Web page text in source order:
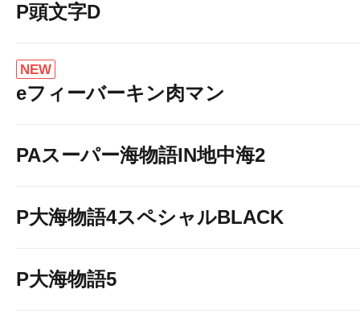
P頭文字D
NEW
eフィーバーキン肉マン
PAスーパー海物語IN地中海2
P大海物語4スペシャルBLACK
P大海物語5